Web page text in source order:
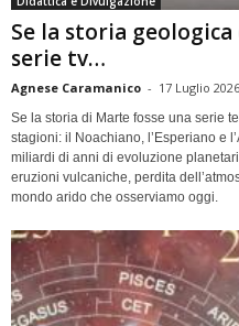
Se la storia
serie tv…
Agnese Caramanico - 17 Luglio 2026
Se la storia di Marte fosse una serie
stagioni: il Noachiano, l’Esperiano e
miliardi di anni di evoluzione
eruzioni vulcaniche, perdita
mondo arido che osserviamo oggi.